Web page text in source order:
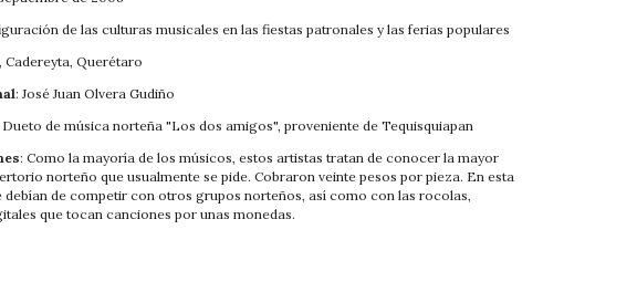
de las culturas musicales en las fiestas patronales y las ferias populares
Cadereyta, Querétaro
: José Juan Olvera Gudiño
Dueto de música norteña "Los dos amigos", proveniente de Tequisquiapan
: Como la mayoría de los músicos, estos artistas tratan de conocer la mayor
norteño que usualmente se pide. Cobraron veinte pesos por pieza. En esta
debían de competir con otros grupos norteños, así como con las rocolas,
que tocan canciones por unas monedas.